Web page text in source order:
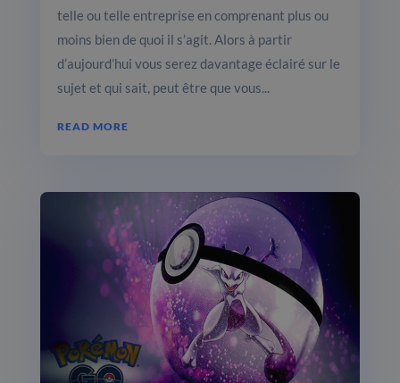
telle ou telle entreprise en comprenant plus ou
moins bien de quoi il s’agit. Alors à partir
d’aujourd’hui vous serez davantage éclairé sur le
sujet et qui sait, peut être que vous...
READ MORE